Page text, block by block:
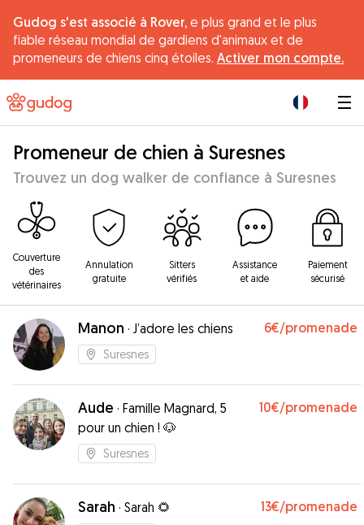
Gudog s'est associé à Rover, e plus grand et le plus
fiable réseau mondial de gardiens d'animaux et de
promeneurs de chiens cinq étoiles. Activer mon compte.
Promeneur de chien à Suresnes
Trouvez un dog walker de confiance à Suresnes
Couverture
des
vétérinaires
Annulation
gratuite
Sitters
vérifiés
Assistance
et aide
Paiement
sécurisé
Manon · J’adore les chiens 6€/promenade
Suresnes
Aude · Famille Magnard, 5
pour un chien ! 🐶
10€/promenade
Suresnes
Sarah · Sarah 🌻 13€/promenade